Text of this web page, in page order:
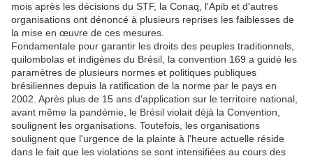
mois après les décisions du STF, la Conaq, l'Apib et d'autres
organisations ont dénoncé à plusieurs reprises les faiblesses de
la mise en œuvre de ces mesures.
Fondamentale pour garantir les droits des peuples traditionnels,
quilombolas et indigènes du Brésil, la convention 169 a guidé les
paramètres de plusieurs normes et politiques publiques
brésiliennes depuis la ratification de la norme par le pays en
2002. Après plus de 15 ans d'application sur le territoire national,
avant même la pandémie, le Brésil violait déjà la Convention,
soulignent les organisations. Toutefois, les organisations
soulignent que l'urgence de la plainte à l'heure actuelle réside
dans le fait que les violations se sont intensifiées au cours des